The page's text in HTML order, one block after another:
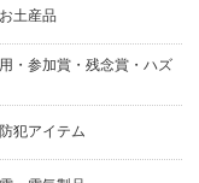
土産品
・参加賞・残念賞・ハズ
犯アイテム